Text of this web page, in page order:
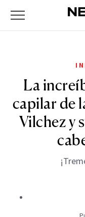
Primary
La
capilar de
Vilchez y